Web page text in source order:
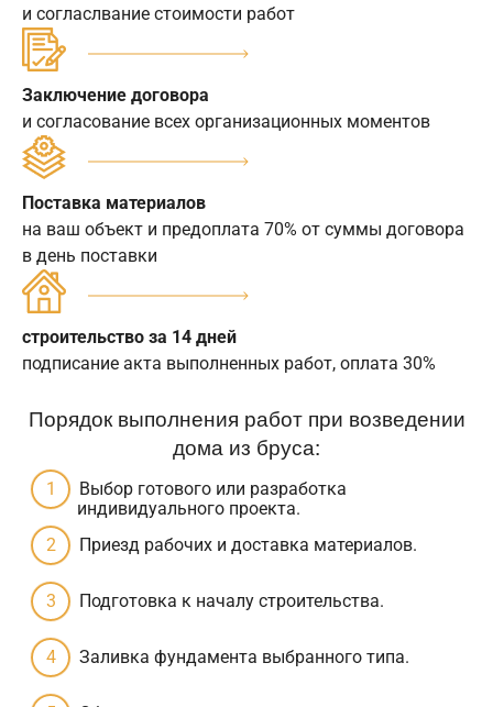
и согласлвание стоимости работ
Заключение договора
и согласование всех организационных моментов
Поставка материалов
на ваш объект и предоплата 70% от суммы договора
в день поставки
строительство за 14 дней
подписание акта выполненных работ, оплата 30%
Порядок выполнения работ при возведении
дома из бруса:
Выбор готового или разработка
индивидуального проекта.
Приезд рабочих и доставка материалов.
Подготовка к началу строительства.
Заливка фундамента выбранного типа.